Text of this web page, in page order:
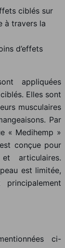
ciblés sur
à travers la
d’effets
appliquées
Elles sont
musculaires
Par
« Medihemp »
conçue pour
articulaires.
est limitée,
ci-